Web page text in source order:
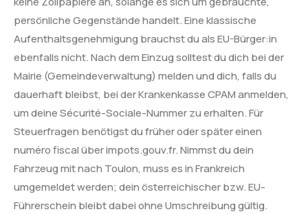
persönliche Gegenstände handelt. Eine klassische
Aufenthaltsgenehmigung brauchst du als EU-Bürger:in
ebenfalls nicht. Nach dem Einzug solltest du dich bei der
Mairie (Gemeindeverwaltung) melden und dich, falls du
dauerhaft bleibst, bei der Krankenkasse CPAM anmelden,
um deine Sécurité-Sociale-Nummer zu erhalten. Für
Steuerfragen benötigst du früher oder später einen
numéro fiscal über impots.gouv.fr. Nimmst du dein
Fahrzeug mit nach Toulon, muss es in Frankreich
umgemeldet werden; dein österreichischer bzw. EU-
Führerschein bleibt dabei ohne Umschreibung gültig.